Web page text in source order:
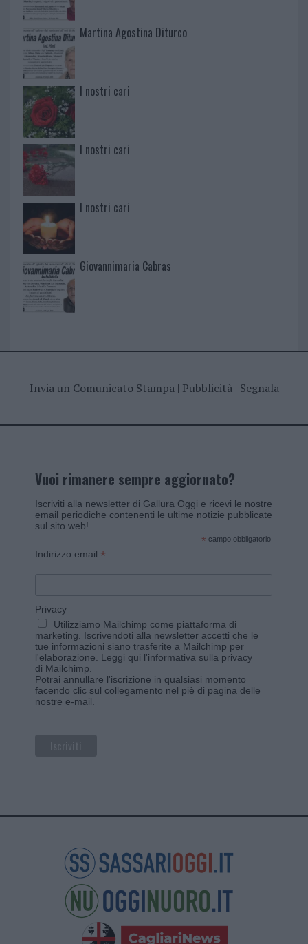
Martina Agostina Diturco
I nostri cari
I nostri cari
I nostri cari
Giovannimaria Cabras
Invia un Comunicato Stampa| Pubblicità| Segnala
Vuoi rimanere sempre aggiornato?
Iscriviti alla newsletter di Gallura Oggi e ricevi le nostre
email periodiche contenenti le ultime notizie pubblicate
sul sito web!
* campo obbligatorio
Indirizzo email *
Privacy
Utilizziamo Mailchimp come piattaforma di
marketing. Iscrivendoti alla newsletter accetti che le
tue informazioni siano trasferite a Mailchimp per
l'elaborazione. Leggi qui l'informativa sulla privacy
di Mailchimp
Potrai annullare l'iscrizione in qualsiasi momento
facendo clic sul collegamento nel piè di pagina delle
nostre e-mail.